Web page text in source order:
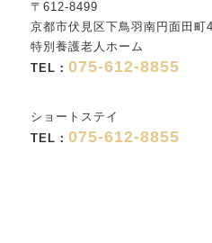
〒612-8499
京都市伏見区下鳥羽南円面田町
特別養護老人ホーム
TEL： 075-612-8855
ショートステイ
TEL： 075-612-8855